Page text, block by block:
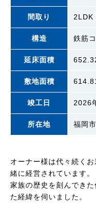
間取り 2LDK
構造 鉄筋
延床面積
敷地面積
竣工日 2026
所在地 福岡
オーナー様は代々続く
緒に経営されています。
家族の歴史を刻んでき
た経緯を伺いました。